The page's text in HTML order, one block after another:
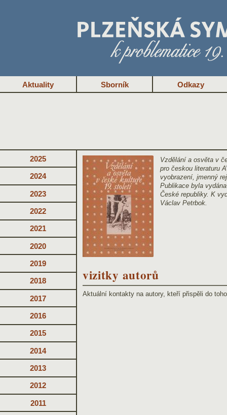
Aktuality Sborník Odkazy
2025
2024
2023
2022
2021
2020
2019
2018
2017
2016
2015
2014
2013
2012
2011
Vzdělání a osvěta v
pro českou literaturu
vyobrazení, jmenný
Publikace byla
České republiky. K
Václav Petrbok.
vizitky autorů
Aktuální kontakty na autory, kteří přispěli do